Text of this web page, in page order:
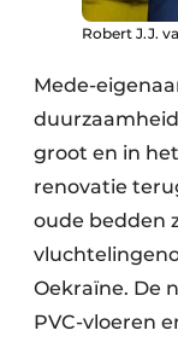
Robert J.J.
Mede-
groot en in
renovatie
oude bedden
Oekraïne. De
PVC-vloeren